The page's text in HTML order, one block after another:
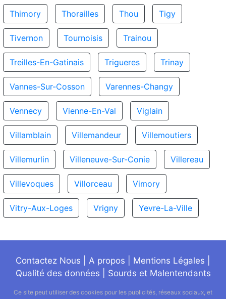
Thimory Thorailles Thou Tigy
Tivernon Tournoisis Trainou
Treilles-En-Gatinais Trigueres Trinay
Vannes-Sur-Cosson Varennes-Changy
Vennecy Vienne-En-Val Viglain
Villamblain Villemandeur Villemoutiers
Villemurlin Villeneuve-Sur-Conie Villereau
Villevoques Villorceau Vimory
Vitry-Aux-Loges Vrigny Yevre-La-Ville
Contactez Nous A propos Mentions Légales
Qualité des données
Sourds et Malentendants
Ce site peut utiliser des cookies pour les publicités, réseaux sociaux, et